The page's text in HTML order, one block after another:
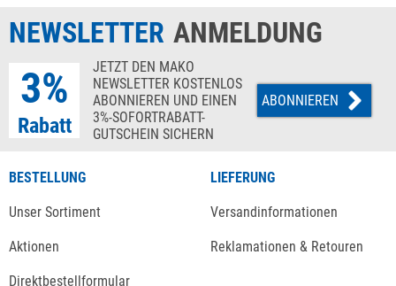
NEWSLETTER ANMELDUNG
3%
Rabatt
JETZT DEN MAKO
NEWSLETTER KOSTENLOS
ABONNIEREN UND EINEN
3%-SOFORTRABATT-
GUTSCHEIN SICHERN
ABONNIEREN
BESTELLUNG
Unser Sortiment
Aktionen
Direktbestellformular
LIEFERUNG
Versandinformationen
Reklamationen & Retouren